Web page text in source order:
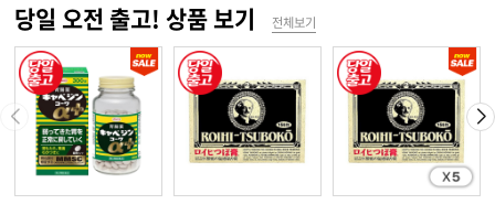
당일 오전 출고! 상품 보기 전체보기